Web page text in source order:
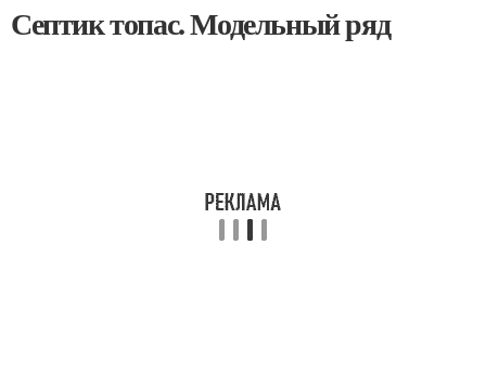
Септик топас. Модельный ряд